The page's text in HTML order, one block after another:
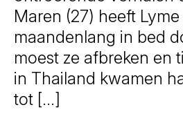
Maren (27) heeft
maandenlang in bed
moest ze afbreken en
in Thailand kwamen
tot […]